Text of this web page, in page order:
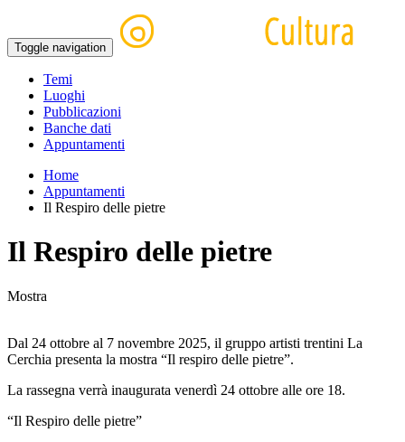
Toggle navigation
Temi
Luoghi
Pubblicazioni
Banche dati
Appuntamenti
Home
Appuntamenti
Il Respiro delle pietre
Il Respiro delle pietre
Mostra
Dal 24 ottobre al 7 novembre 2025, il gruppo artisti trentini La
Cerchia presenta la mostra “Il respiro delle pietre”.
La rassegna verrà inaugurata venerdì 24 ottobre alle ore 18.
“Il Respiro delle pietre”